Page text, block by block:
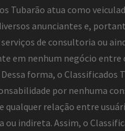
Tubarão atua como
anunciantes e,
de consultoria ou
em nenhum negócio entre
forma, o Classificados
por nenhuma
qualquer relação entre
ou indireta. Assim, o